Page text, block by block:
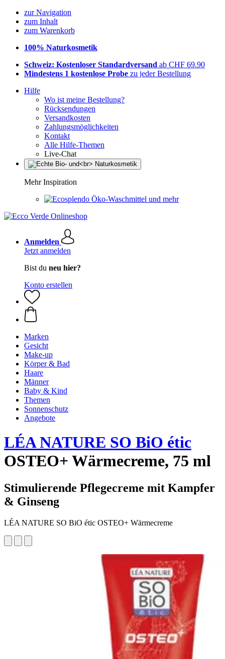
zur Navigation
zum Inhalt
zum Warenkorb
100% Naturkosmetik
Schweiz: Kostenloser Standardversand ab CHF 69.90
Mindestens 1 kostenlose Probe zu jeder Bestellung
Hilfe
Wo ist meine Bestellung?
Rücksendungen
Versandkosten
Zahlungsmöglichkeiten
Kontakt
Alle Hilfe-Themen
Live-Chat
Mehr Inspiration
Öko-Waschmittel und mehr
Anmelden
Jetzt anmelden
Bist du neu hier?
Konto erstellen
Marken
Gesicht
Make-up
Körper & Bad
Haare
Männer
Baby & Kind
Themen
Sonnenschutz
Angebote
LÉA NATURE SO BiO étic
OSTEO+ Wärmecreme, 75 ml
Stimulierende Pflegecreme mit Kampfer
& Ginseng
LÉA NATURE SO BiO étic OSTEO+ Wärmecreme